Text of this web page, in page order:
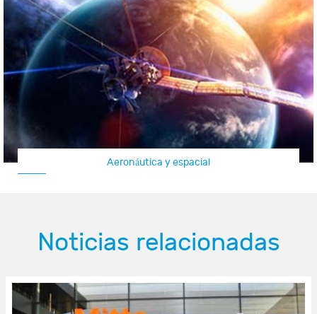
Aeronáutica y espacial
Noticias relacionadas